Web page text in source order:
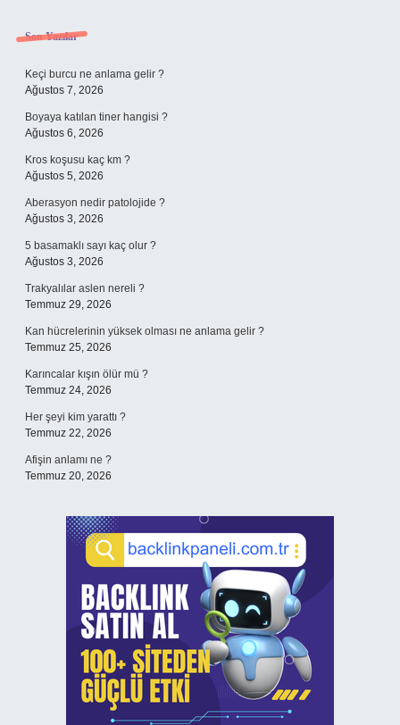
Sidebar
Son Yazılar
Keçi burcu ne anlama gelir ?
Ağustos 7, 2026
Boyaya katılan tiner hangisi ?
Ağustos 6, 2026
Kros koşusu kaç km ?
Ağustos 5, 2026
Aberasyon nedir patolojide ?
Ağustos 3, 2026
5 basamaklı sayı kaç olur ?
Ağustos 3, 2026
Trakyalılar aslen nereli ?
Temmuz 29, 2026
Kan hücrelerinin yüksek olması ne anlama gelir ?
Temmuz 25, 2026
Karıncalar kışın ölür mü ?
Temmuz 24, 2026
Her şeyi kim yarattı ?
Temmuz 22, 2026
Afişin anlamı ne ?
Temmuz 20, 2026